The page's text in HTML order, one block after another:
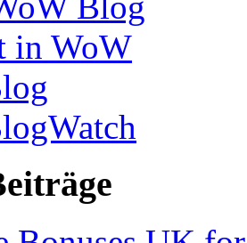
in WoW